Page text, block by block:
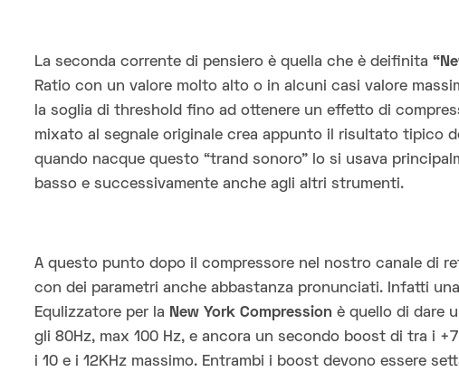
La seconda corrente di pensiero è quella che è deifinita
Ratio con un valore molto alto o in alcuni casi valore
la soglia di threshold fino ad ottenere un effetto di
mixato al segnale originale crea appunto il risultato tipico
quando nacque questo “trand sonoro” lo si usava
basso e successivamente anche agli altri strumenti.
A questo punto dopo il compressore nel nostro canale di
con dei parametri anche abbastanza pronunciati. Infatti
Equlizzatore per la New York Compression è quello di dare
gli 80Hz, max 100 Hz, e ancora un secondo boost di tra i
i 10 e i 12KHz massimo. Entrambi i boost devono essere